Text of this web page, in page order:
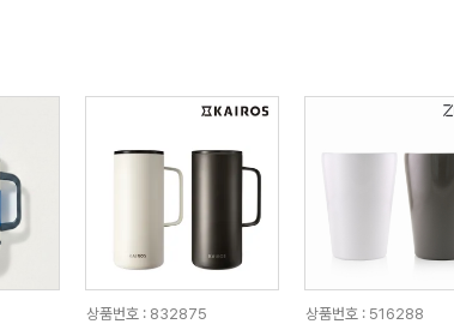
상품번호 : 832875
상품번호 : 516288